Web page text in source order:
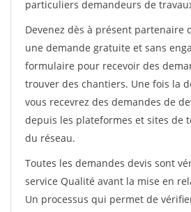
particuliers demandeurs de
Devenez dès à présent partenaire
une demande gratuite et sans
formulaire pour recevoir des
trouver des chantiers. Une fois la
vous recevrez des demandes de
depuis les plateformes et sites de
du réseau.
Toutes les demandes devis sont
service Qualité avant la mise en
Un processus qui permet de